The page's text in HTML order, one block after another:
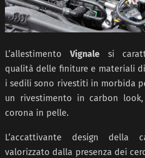
L’allestimento Vignalesi
qualità delle finiture e materiali
i sedili sono rivestiti in morbida
un rivestimento in carbon
corona in pelle.
L’accattivante design della
valorizzato dalla presenza dei